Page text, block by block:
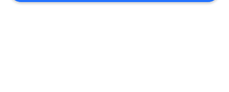
اطلب